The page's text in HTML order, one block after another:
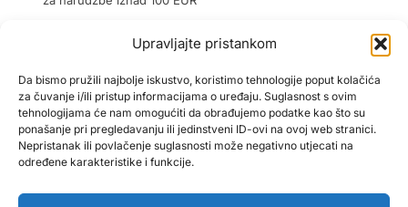
Upravljajte pristankom
Da bismo pružili najbolje iskustvo, koristimo tehnologije poput kolačića
za čuvanje i/ili pristup informacijama o uređaju. Suglasnost s ovim
tehnologijama će nam omogućiti da obrađujemo podatke kao što su
ponašanje pri pregledavanju ili jedinstveni ID-ovi na ovoj web stranici.
Nepristanak ili povlačenje suglasnosti može negativno utjecati na
određene karakteristike i funkcije.
jamstvo povrata novca
Jamstvo
1 godina jamstva na sve proizvode
Sigurna kupnja zajamčena
PayPal / MasterCard / Visa